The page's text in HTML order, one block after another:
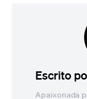
Escrito
Apaixonada